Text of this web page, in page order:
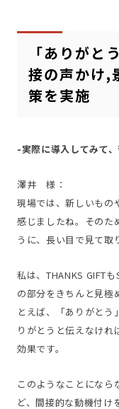
「ありがと
接の声かけ,
策を実施
-実際に導入してみて
澤井 様：
現場では、新しいもの
感じましたね。そのた
うに、長い目で見て取
私は、THANKS GIFT
の部分をきちんと見極
とえば、「ありがとう
りがとうと伝えなけれ
効果です。
このようなことになら
ど、間接的な動機付け